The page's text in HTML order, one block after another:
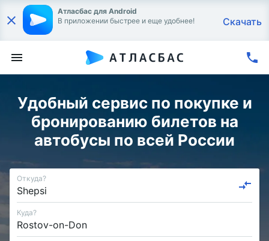
Атласбас для Android
В приложении быстрее и еще удобнее!
Скачать
Удобный сервис по покупке и
бронированию билетов на
автобусы по всей России
Откуда?
Куда?